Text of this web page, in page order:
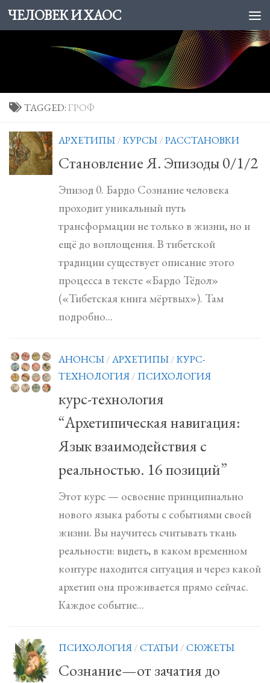
Skip to content
ЧЕЛОВЕК И ХАОС
TAGGED:ГРОФ
АРХЕТИПЫ/КУРСЫ/РАССТАНОВКИ
Становление Я. Эпизоды 0/1/2
Эпизод 0. Бардо Сознание человека
проходит уникальный путь
трансформации не только в жизни, но и
ещё до воплощения. В тибетской
традиции существует описание этого
процесса в тексте «Бардо Тёдол»
(«Тибетская книга мёртвых»). Там
подробно...
АНОНСЫ/АРХЕТИПЫ/КУРС-
ТЕХНОЛОГИЯ/ ПСИХОЛОГИЯ
курс-технология
“Архетипическая навигация:
Язык взаимодействия с
реальностью. 16 позиций”
Этот курс — освоение принципиально
нового языка работы с событиями своей
жизни. Вы научитесь считывать ткань
реальности: видеть, в каком временном
контуре находится ситуация и через какой
архетип она проживается прямо сейчас.
Каждое событие...
ПСИХОЛОГИЯ/СТАТЬИ/СЮЖЕТЫ
Сознание—от зачатия до